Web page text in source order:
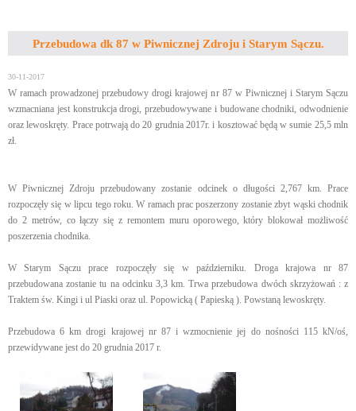
Przebudowa dk 87 w Piwnicznej Zdroju i Starym Sączu.
30-11-2017
W ramach prowadzonej przebudowy drogi krajowej nr 87 w Piwnicznej i Starym Sączu
wzmacniana jest konstrukcja drogi, przebudowywane i budowane chodniki, odwodnienie
oraz lewoskręty. Prace potrwają do 20 grudnia 2017r. i kosztować będą w sumie 25,5 mln
zł.
W Piwnicznej Zdroju przebudowany zostanie odcinek o długości 2,767 km. Prace
rozpoczęły się w lipcu tego roku. W ramach prac poszerzony zostanie zbyt wąski chodnik
do 2 metrów, co łączy się z remontem muru oporowego, który blokował możliwość
poszerzenia chodnika.
W Starym Sączu prace rozpoczęły się w październiku. Droga krajowa nr 87
przebudowana zostanie tu na odcinku 3,3 km. Trwa przebudowa dwóch skrzyżowań : z
Traktem św. Kingi i ul Piaski oraz ul. Popowicką ( Papieską ). Powstaną lewoskręty.
Przebudowa 6 km drogi krajowej nr 87 i wzmocnienie jej do nośności 115 kN/oś,
przewidywane jest do 20 grudnia 2017 r.